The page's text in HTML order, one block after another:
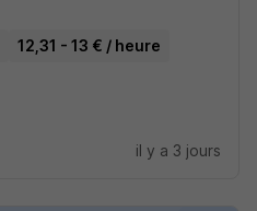
12,31 - 13 € / heure
il y a 3 jours